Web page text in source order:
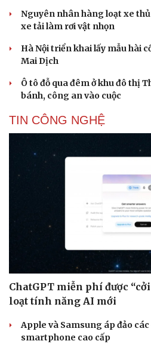
Nguyên nhân hàng loạt xe
xe tải làm rơi vật nhọn
Hà Nội triển khai lấy mẫu hài
Mai Dịch
Ô tô đỗ qua đêm ở khu đô thị
bánh, công an vào cuộc
TIN CÔNG NGHỆ
ChatGPT miễn phí được
loạt tính năng AI mới
Apple và Samsung áp đảo
smartphone cao cấp